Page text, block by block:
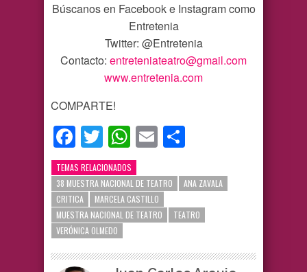
Búscanos en Facebook e Instagram como
Entretenia
Twitter: @Entretenia
Contacto: entreteniateatro@gmail.com
www.entretenia.com
COMPARTE!
Facebook
TwitterWhatsApp
Email
TEMAS RELACIONADOS
38 MUESTRA NACIONAL DE TEATRO
ANA ZAVALA
CRITICA
MARCELA CASTILLO
MUESTRA NACIONAL DE TEATRO
TEATRO
VERÓNICA OLMEDO